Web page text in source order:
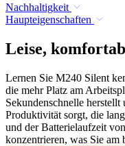
Nachhaltigkeit
Haupteigenschaften
Leise,
Lernen Sie M240 Silent
die mehr Platz am
Sekundenschnelle herstellt
Produktivität sorgt, die
und der Batterielaufzeit
konzentrieren, was Sie am